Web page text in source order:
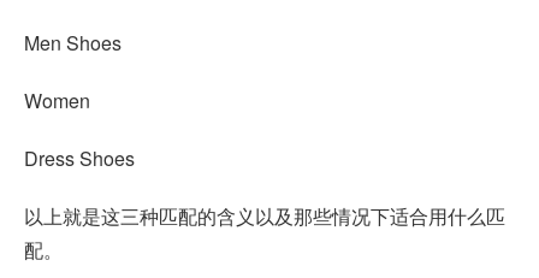
Men Shoes
Women
Dress Shoes
以上就是这三种匹配的含义以及那些情况下适合用什么匹
配。